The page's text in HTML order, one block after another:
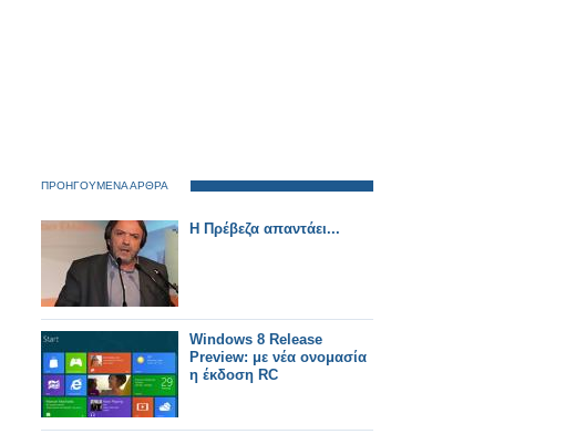
ΠΡΟΗΓΟΥΜΕΝΑ ΑΡΘΡΑ
Η Πρέβεζα απαντάει...
Windows 8 Release
Preview: με νέα ονομασία
η έκδοση RC